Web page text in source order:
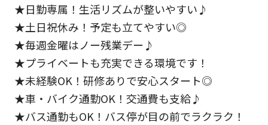
★日勤専属！生活リズムが整いやすい♪
★土日祝休み！予定も立てやすい◎
★毎週金曜はノー残業デー♪
★プライベートも充実できる環境です！
★未経験OK！研修ありで安心スタート◎
★車・バイク通勤OK！交通費も支給♪
★バス通勤もOK！バス停が目の前でラクラク！